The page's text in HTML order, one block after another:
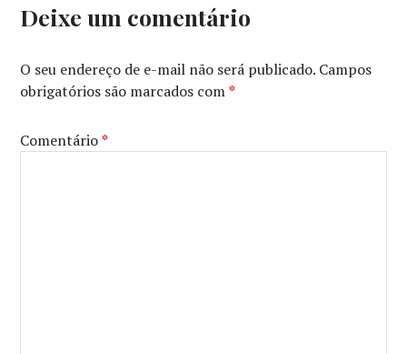
FRANK
LANGELLA,
NETWORKS
RUSSELL,
MARTINDALE
MATTHEW
Deixe um comentário
O seu endereço de e-mail não será publicado. Campos
obrigatórios são marcados com*
Comentário*